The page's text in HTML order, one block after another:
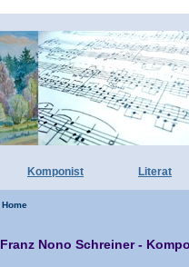
Komponist Literat
Home
Franz Nono Schreiner -